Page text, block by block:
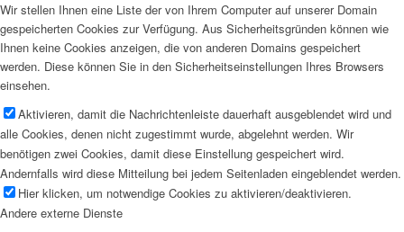
Wir stellen Ihnen eine Liste der von Ihrem Computer auf unserer Domain
gespeicherten Cookies zur Verfügung. Aus Sicherheitsgründen können wie
Ihnen keine Cookies anzeigen, die von anderen Domains gespeichert
werden. Diese können Sie in den Sicherheitseinstellungen Ihres Browsers
einsehen.
Aktivieren, damit die Nachrichtenleiste dauerhaft ausgeblendet wird und
alle Cookies, denen nicht zugestimmt wurde, abgelehnt werden. Wir
benötigen zwei Cookies, damit diese Einstellung gespeichert wird.
Andernfalls wird diese Mitteilung bei jedem Seitenladen eingeblendet werden.
Hier klicken, um notwendige Cookies zu aktivieren/deaktivieren.
Andere externe Dienste